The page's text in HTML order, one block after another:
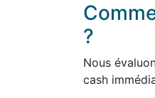
?
Nous
cash